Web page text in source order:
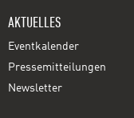
AKTUELLES
Eventkalender
Pressemitteilungen
Newsletter